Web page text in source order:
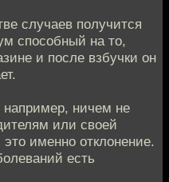
случаев получится
способный на то,
и после взбучки он
ничем не
или своей
именно отклонение.
есть